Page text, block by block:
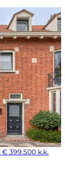
€ 399.500 k.k.